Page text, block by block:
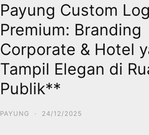
Payung Custom
Premium: Branding
Corporate & Hotel
Tampil Elegan di
Publik**
PAYUNG · 24/12/2025